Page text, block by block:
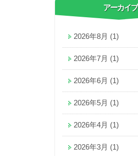
アーカイブ
2026年8月 (1)
2026年7月 (1)
2026年6月 (1)
2026年5月 (1)
2026年4月 (1)
2026年3月 (1)